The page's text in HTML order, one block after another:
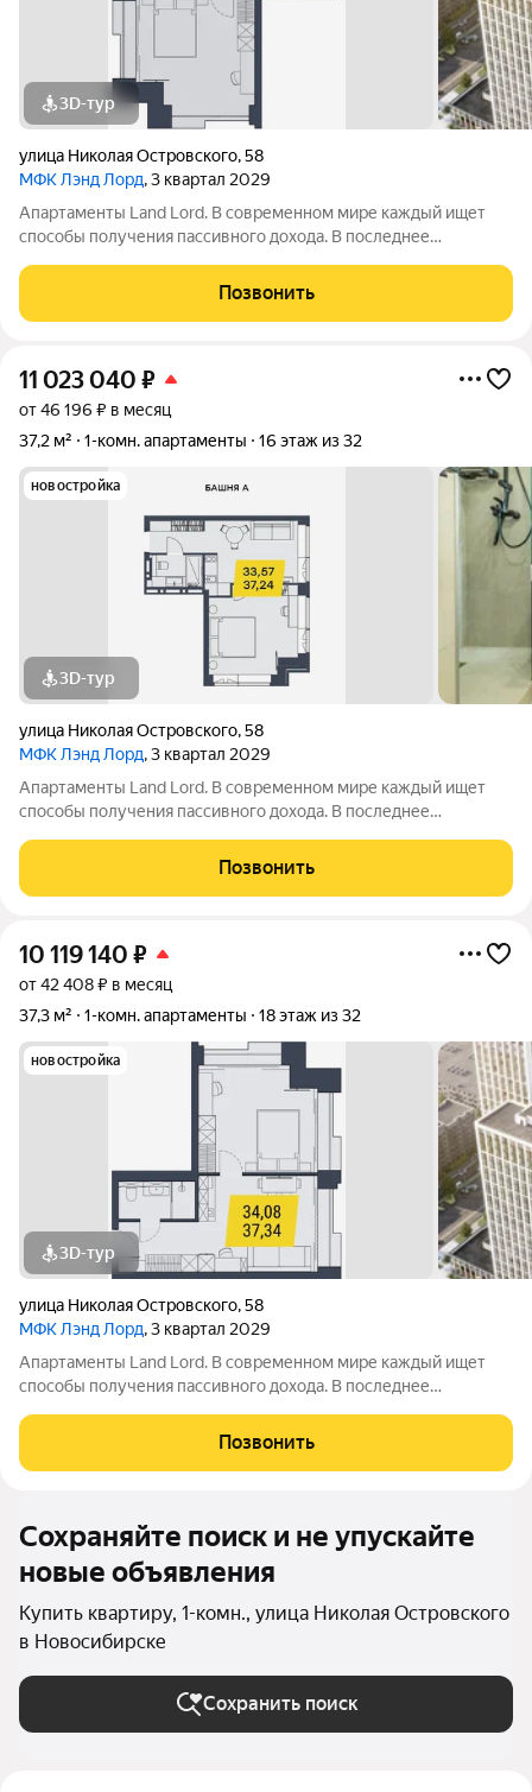
3D-тур
улица Николая Островского,58
МФК Лэнд Лорд, 3 квартал 2029
Апартаменты Land Lord. В современном мире каждый ищет
способы получения пассивного дохода. В последнее
доходных инвестиций стали апартаменты и другая
коммерческая недвижимость. Проект
Позвонить
11 023 040 ₽
от 46 196 ₽ в месяц
37,2 м²
1-комн. апартаменты 16 этаж из 32
новостройка
3D-тур
улица Николая Островского,58
МФК Лэнд Лорд, 3 квартал 2029
Апартаменты Land Lord. В современном мире каждый ищет
способы получения пассивного дохода. В последнее
доходных инвестиций стали апартаменты и другая
коммерческая недвижимость. Проект
Позвонить
10 119 140 ₽
от 42 408 ₽ в месяц
37,3 м²
1-комн. апартаменты 18 этаж из 32
новостройка
3D-тур
улица Николая Островского,58
МФК Лэнд Лорд, 3 квартал 2029
Апартаменты Land Lord. В современном мире каждый ищет
способы получения пассивного дохода. В последнее
доходных инвестиций стали апартаменты и другая
коммерческая недвижимость. Проект
Позвонить
Сохраняйте поиск и не упускайте
новые объявления
Купить квартиру, 1-комн., улица Николая Островского
в Новосибирске
Сохранить поиск